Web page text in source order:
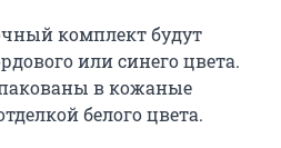
комплект будут
или синего цвета.
в кожаные
белого цвета.